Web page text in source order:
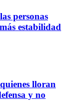
personas
estabilidad
lloran
y no